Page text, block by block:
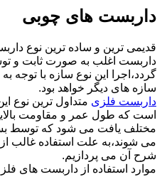
داربست های چوبی
قدیمی ترین و ساده ترین نوع
داربست اغلب به صورت ثابت و
گردد،اجرا این نوع سازه با توجه
سازه های دیگر خواهد بود.
داربست فلزی متداول ترین نوع
است که طول عمر و مقاومت بالایی
مختلف یافت می شود که توسط
می شوند،به علت استفاده غالب از
شرح آن می پردازیم.
موارد استفاده از داربست های